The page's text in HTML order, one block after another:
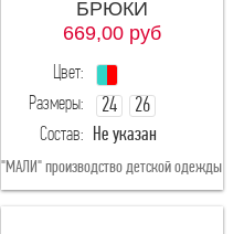
БРЮКИ
669,00руб
Цвет:
Размеры:
24
26
28(рост98-104)
Состав: Не указан
"МАЛИ" производство детской одежды